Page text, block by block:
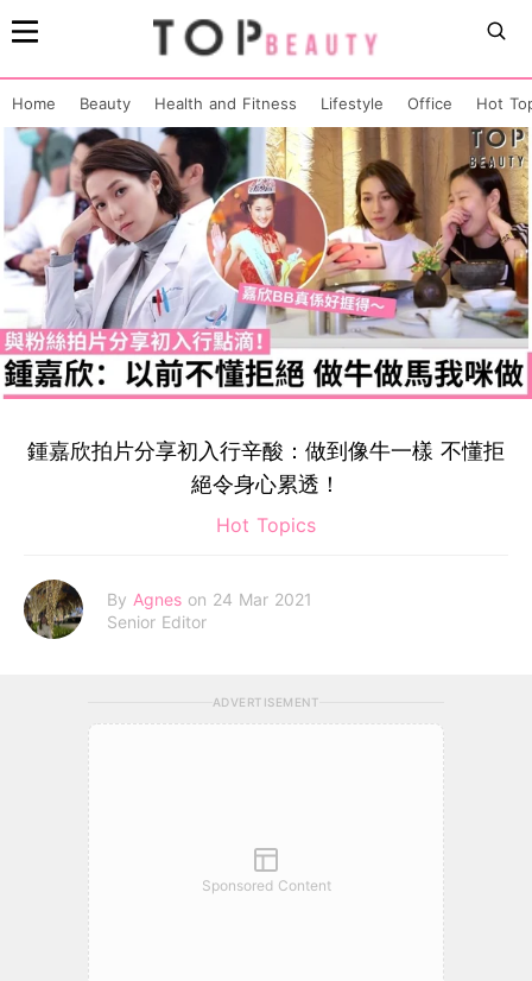
Home Beauty Health and Fitness Lifestyle Office Hot
鍾嘉欣拍片分享初入行辛酸：做到像牛一樣 不懂拒
絕令身心累透！
Hot Topics
By Agnes on 24 Mar 2021
Senior Editor
ADVERTISEMENT
Sponsored Content